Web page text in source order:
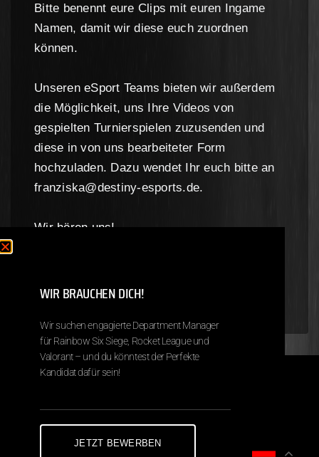
Bitte benennt eure Clips mit euren Ingame
Namen, damit wir diese euch zuordnen
können.
Unseren eSport Teams bieten wir außerdem
die Möglichkeit, uns Ihre Videos von
gespielten Turnierspielen zuzusenden und
diese in von uns bearbeiteter Form
hochzuladen. Dazu wendet Ihr euch bitte an
franziska@destiny-esports.de.
Wir hören uns!
Chief Marketing Officer
WIR BRAUCHEN DICH!
Wir suchen engagierte Department Manager
für Rainbow Six Siege, Rocket League und
Valorant – und du könntest der Perfekte
Kandidat dafür sein!
JETZT BEWERBEN